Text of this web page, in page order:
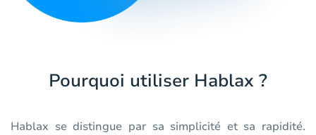
Pourquoi utiliser Hablax ?
Hablax se distingue par sa simplicité et sa rapidité.